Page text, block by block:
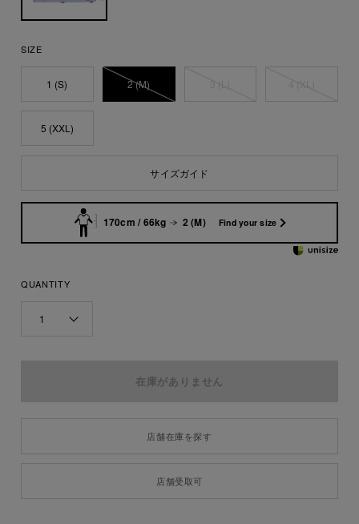
SIZE
1 (S) 2 (M)
5 (XXL)
サイズガイド
170cm / 66kg 2 (M) Find your size
QUANTITY
1
店舗在庫を探す
店舗受取可